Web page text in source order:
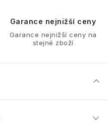
Garance nejnižší ceny
Garance nejnižší ceny na
stejné zboží